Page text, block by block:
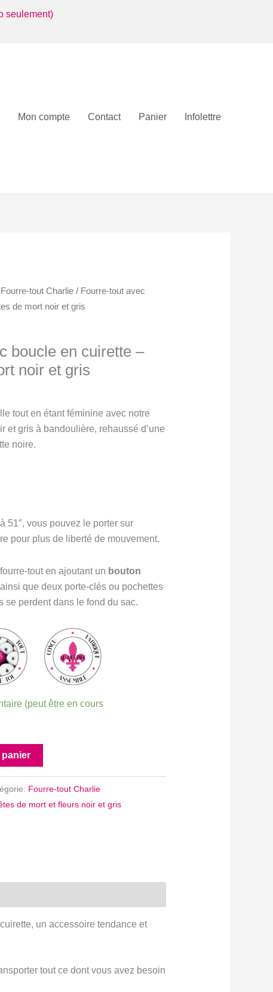
seulement)
Mon compte Contact Panier Infolettre
Fourre-tout Charlie / Fourre-tout avec
de mort noir et gris
boucle en cuirette –
noir et gris
tout en étant féminine avec notre
et gris à bandoulière, rehaussé d’une
noire.
51″, vous pouvez le porter sur
pour plus de liberté de mouvement.
tout en ajoutant un bouton
que deux porte-clés ou pochettes
se perdent dans le fond du sac.
(peut être en cours
Fourre-tout Charlie
de mort et fleurs noir et gris
un accessoire tendance et
tout ce dont vous avez besoin